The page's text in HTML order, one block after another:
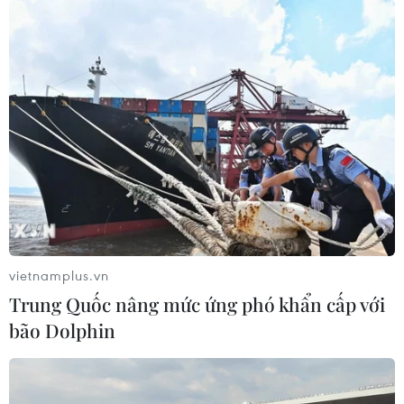
07/08/2026 05:48
BSR phối trộn thành công dầu Diesel
sinh học B5 và B10
07/08/2026 05:02
Cà Mau quảng bá thương hiệu, kết
nối đầu tư, đưa ngành tôm phát triển
bền vững
07/08/2026 03:04
Giá vàng trong nước giảm nhẹ,
thương hiệu SJC lùi về ngưỡng 142,2
vietnamplus.vn
Trung Quốc nâng mức ứng phó khẩn cấp với
bão Dolphin